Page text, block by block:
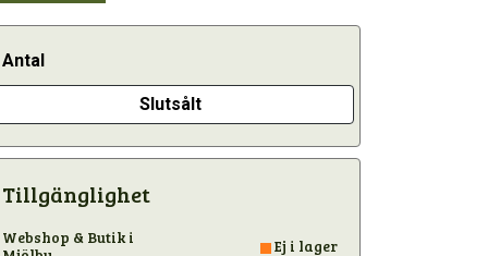
Antal
Slutsålt
Tillgänglighet
Webshop & Butik i
Ej i lager